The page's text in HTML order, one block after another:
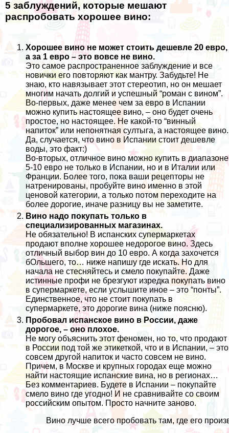
5 заблуждений, которые мешают
распробовать хорошее вино:
Хорошее вино не может стоить дешевле 20 евро,
а за 1 евро – это вовсе не вино.
Это самое распространенное заблуждение и все
новички его повторяют как мантру. Забудьте! Не
знаю, кто навязывает этот стереотип, но он мешает
многим начать долгий и успешный “роман с вином”.
Во-первых, даже менее чем за евро в Испании
можно купить настоящее вино, – оно будет очень
простое, но настоящее. Не какой-то “винный
напиток” или непонятная султыга, а настоящее вино.
Да, случается, что вино в Испании стоит дешевле
воды, это факт:)
Во-вторых, отличное вино можно купить в диапазоне
5-10 евро не только в Испании, но и в Италии или
Франции. Более того, пока ваши рецепторы не
натренированы, пробуйте вино именно в этой
ценовой категории, а только потом переходите на
более дорогие, иначе разницу вы не заметите.
Вино надо покупать только в
специализированных магазинах.
Не обязательно! В испанских супермаркетах
продают вполне хорошее недорогое вино. Здесь
отличный выбор вин до 10 евро. А когда захочется
бОльшего, то… ниже напишу где искать. Но для
начала не стесняйтесь и смело покупайте. Даже
истинные профи не брезгуют изредка покупать вино
в супермаркете, если услышите иное – это “понты”.
Единственное, что не стоит покупать в
супермаркете, это дорогие вина (ниже поясню).
Пробовал испанское вино в России, даже
дорогое, – оно плохое.
Не могу объяснить этот феномен, но то, что продают
в России под той же этикеткой, что и в Испании, – это
совсем другой напиток и часто совсем не вино.
Причем, в Москве и крупных городах еще можно
найти настоящие испанские вина, но в регионах…
Без комментариев. Будете в Испании – покупайте
смело вино где угодно! И не сравнивайте со своим
российским опытом. Просто начните заново.
Вино лучше всего пробовать там, где его